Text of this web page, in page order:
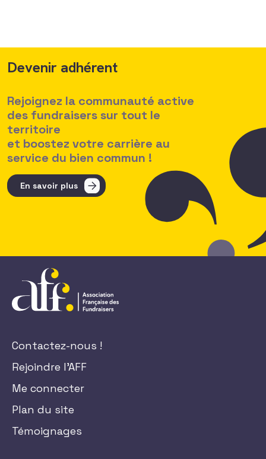
Devenir adhérent
Rejoignez la communauté active
des fundraisers sur tout le
territoire
et boostez votre carrière au
service du bien commun !
En savoir plus
Contactez-nous !
Rejoindre l'AFF
Me connecter
Plan du site
Témoignages